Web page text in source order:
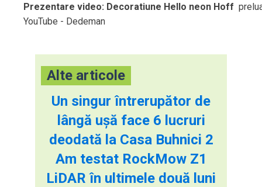
Prezentare video: Decoratiune Hello neon Hoff
YouTube - Dedeman
Alte articole
Un singur întrerupător de
lângă ușă face 6 lucruri
deodată la Casa Buhnici 2
Am testat RockMow Z1
LiDAR în ultimele două luni